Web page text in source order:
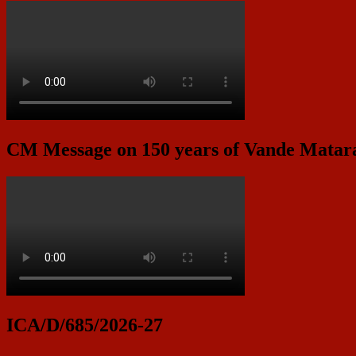
CM Message on 150 years of Vande
ICA/D/685/2026-27